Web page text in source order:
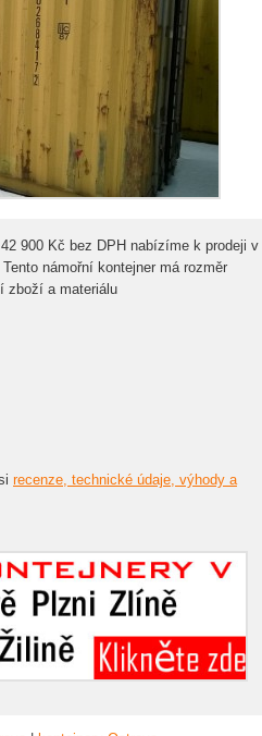
900 Kč bez DPH nabízíme k prodeji v
námořní kontejner má rozměr
zboží a materiálu
recenze, technické údaje, výhody a